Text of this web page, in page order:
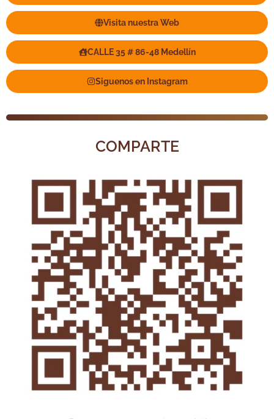
Visita nuestra Web
CALLE 35 # 86-48 Medellín
Siguenos en Instagram
COMPARTE